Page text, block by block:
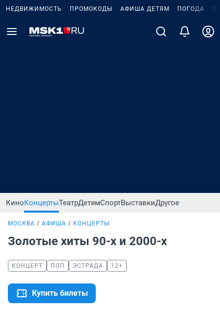
НЕДВИЖИМОСТЬ ПРОМОКОДЫ АФИША ДЕТЯМ ПОГОДА
КиноКонцертыТеатрДетямСпортВыставкиДругое
МОСКВА АФИША КОНЦЕРТЫ
Золотые хиты 90-х и 2000-х
КОНЦЕРТ ПОП ЭСТРАДА 12+
Купить билеты